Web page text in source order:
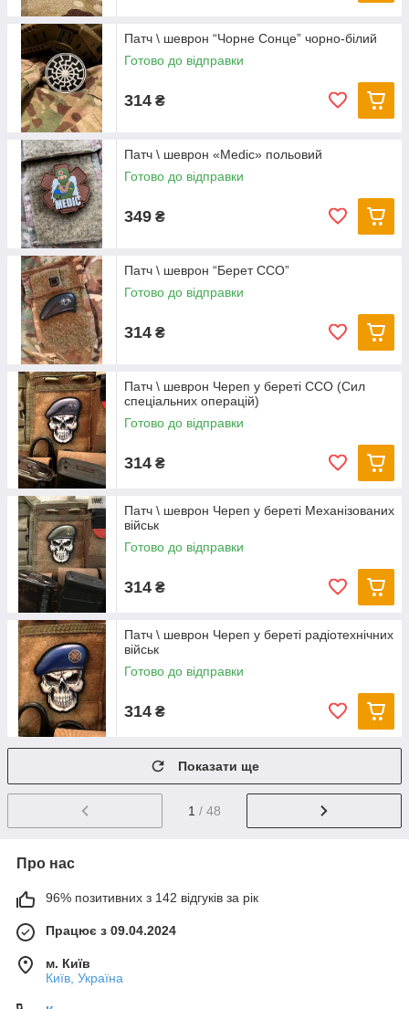
Патч \ шеврон “Чорне Сонце” чорно-білий
Готово до відправки
314 ₴
Патч \ шеврон «Medic» польовий
Готово до відправки
349 ₴
Патч \ шеврон “Берет ССО”
Готово до відправки
314 ₴
Патч \ шеврон Череп у береті ССО (Сил
спеціальних операцій)
Готово до відправки
314 ₴
Патч \ шеврон Череп у береті Механізованих
військ
Готово до відправки
314 ₴
Патч \ шеврон Череп у береті радіотехнічних
військ
Готово до відправки
314 ₴
Показати ще
1 / 48
Про нас
96% позитивних з 142 відгуків за рік
Працює з 09.04.2024
м. Київ
Київ, Україна